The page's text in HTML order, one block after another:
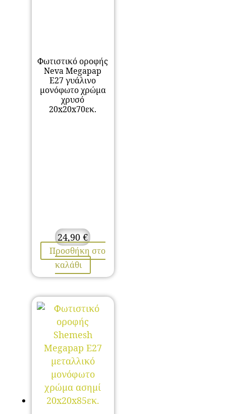
Φωτιστικό οροφής
Neva Megapap
E27 γυάλινο
μονόφωτο χρώμα
χρυσό
20x20x70εκ.
24,90€
Προσθήκη στο
καλάθι